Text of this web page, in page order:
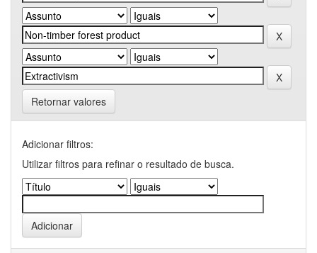
Retornar valores
Adicionar filtros:
Utilizar filtros para refinar o resultado de busca.